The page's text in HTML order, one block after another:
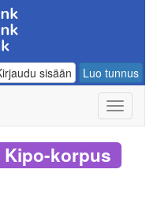
sisään Luo tunnus
Kipo-korpus